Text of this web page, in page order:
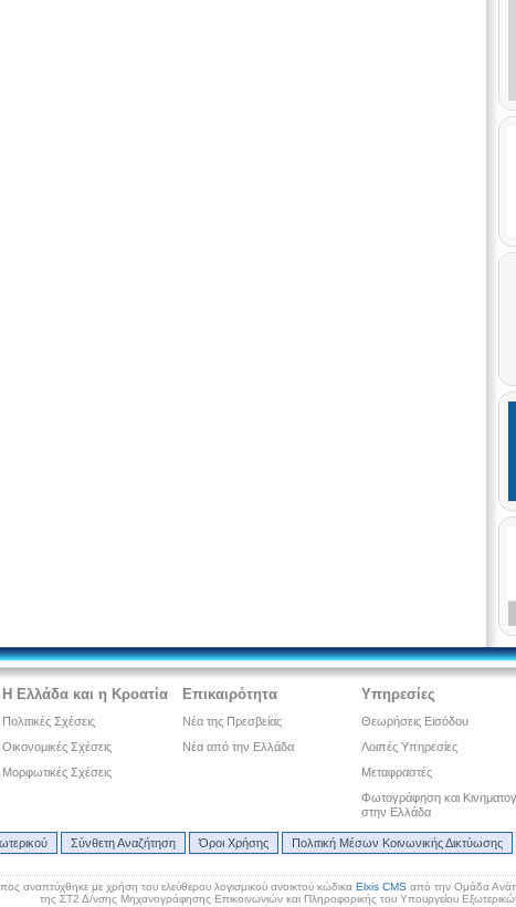
Η Ελλάδα και η Κροατία
Πολιτικές Σχέσεις
Οικονομικές Σχέσεις
Μορφωτικές Σχέσεις
Επικαιρότητα
Νέα της Πρεσβείας
Νέα από την Ελλάδα
Υπηρεσίες
Θεωρήσεις Εισόδου
Λοιπές Υπηρεσίες
Μεταφραστές
Φωτογράφηση και
στην Ελλάδα
Σύνθετη Αναζήτηση Όροι Χρήσης Πολιτική Μέσων Κοινωνικής Δικτύωσης
αναπτύχθηκε με χρήση του ελεύθερου λογισμικού ανοικτού κώδικα Elxis CMS από την Ομάδα
της ΣΤ2 Δ/νσης Μηχανογράφησης Επικοινωνιών και Πληροφορικής του Υπουργείου